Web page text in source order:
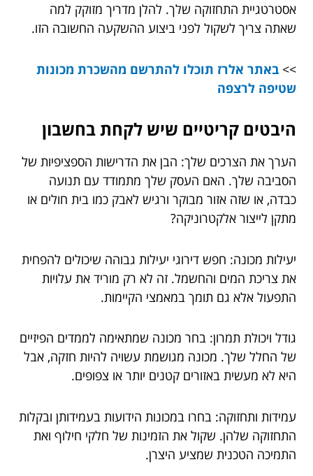
אסטרטגיית התחזוקה שלך. להלן מדריך מזוקק למה
שאתה צריך לשקול לפני ביצוע ההשקעה החשובה הזו.
>> באתר אלרז תוכלו להתרשם מהשכרת מכונות
שטיפה לרצפה
היבטים קריטיים שיש לקחת בחשבון
הערך את הצרכים שלך: הבן את הדרישות הספציפיות של
הסביבה שלך. האם העסק שלך מתמודד עם תנועה
כבדה, או שזה אזור מבוקר ורגיש לאבק כמו בית חולים או
מתקן לייצור אלקטרוניקה?
יעילות מכונה: חפש דירוגי יעילות גבוהה שיכולים להפחית
את צריכת המים והחשמל. זה לא רק מוריד את עלויות
התפעול אלא גם תומך במאמצי הקיימות.
גודל ויכולת תמרון: בחר מכונה שמתאימה לממדים הפיזיים
של החלל שלך. מכונה מגושמת עשויה להיות חזקה, אבל
היא לא מעשית באזורים קטנים יותר או צפופים.
עמידות ותחזוקה: בחרו במכונות הידועות בעמידותן ובקלות
התחזוקה שלהן. שקול את הזמינות של חלקי חילוף ואת
התמיכה הטכנית שמציע היצרן.